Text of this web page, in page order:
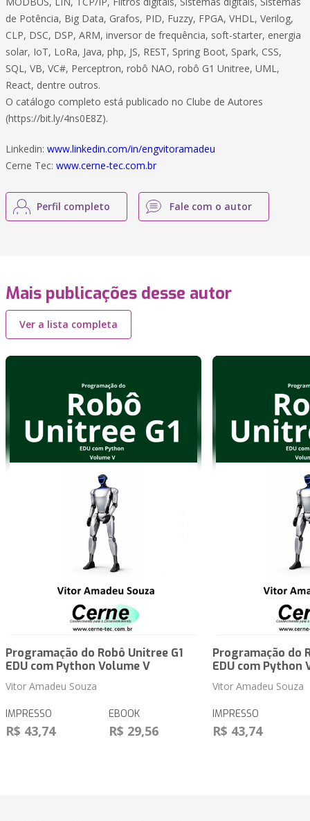
de Potência, Big Data, Grafos, PID, Fuzzy, FPGA, VHDL, Verilog,
CLP, DSC, DSP, ARM, inversor de frequência, soft-starter, energia
solar, IoT, LoRa, Java, php, JS, REST, Spring Boot, Spark, CSS,
SQL, VB, VC#, Perceptron, robô NAO, robô G1 Unitree, UML,
React, dentre outros.
O catálogo completo está publicado no Clube de Autores
(https://bit.ly/4ns0E8Z).
Linkedin: www.linkedin.com/in/engvitoramadeu
Cerne Tec: www.cerne-tec.com.br
Perfil completo Fale com o autor
Mais publicações desse autor
Ver a lista completa
Programação do Robô Unitree G1
EDU com Python Volume V
Vitor Amadeu Souza
IMPRESSO
R$ 43,74
EBOOK
R$ 29,56
Programação do
EDU com Python
Vitor Amadeu Souza
IMPRESSO
R$ 43,74